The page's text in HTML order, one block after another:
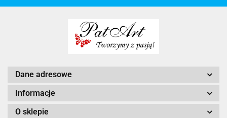
Dane adresowe
Informacje
O sklepie